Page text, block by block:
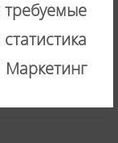
требуемые
Маркетинг
Highlights